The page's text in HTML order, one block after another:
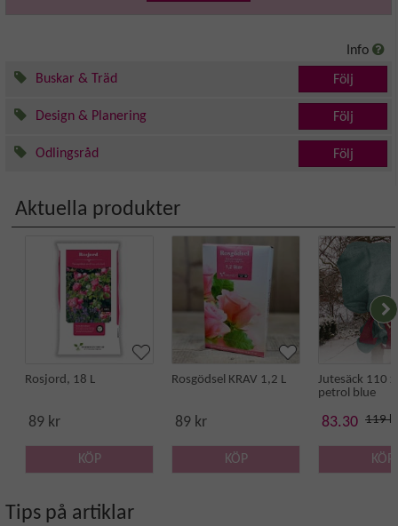
Info
Buskar & Träd
Följ
Design & Planering Följ
Odlingsråd Följ
Aktuella produkter
Rosjord, 18 L
89 kr
KÖP
Rosgödsel KRAV 1,2 L
89 kr
KÖP
Jutesäck 110
petrol blue
83.30 119
KÖP
Tips på artiklar